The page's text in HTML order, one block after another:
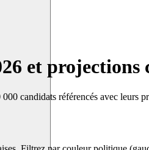
et projections
candidats référencés avec leurs